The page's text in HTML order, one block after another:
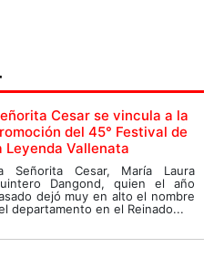
Cesar se vincula a la
del 45° Festival de
Leyenda Vallenata
Señorita Cesar, María Laura
Dangond, quien el año
dejó muy en alto el nombre
departamento en el Reinado...